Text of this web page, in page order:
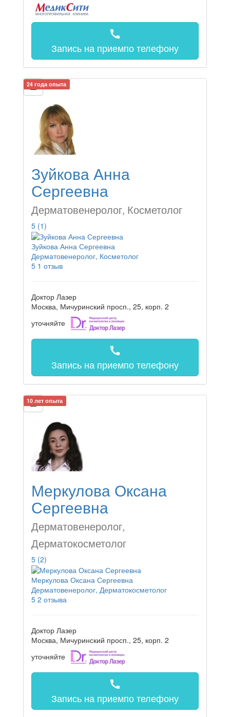
call
Запись на приемпо телефону
24 года опыта
Зуйкова Анна
Сергеевна
Дерматовенеролог, Косметолог
5 (1)
Зуйкова Анна Сергеевна
Дерматовенеролог, Косметолог
5 1 отзыв
Доктор Лазер
Москва, Мичуринский просп., 25, корп. 2
уточняйте
call
Запись на приемпо телефону
10 лет опыта
Меркулова Оксана
Сергеевна
Дерматовенеролог,
Дерматокосметолог
5 (2)
Меркулова Оксана Сергеевна
Дерматовенеролог, Дерматокосметолог
5 2 отзыва
Доктор Лазер
Москва, Мичуринский просп., 25, корп. 2
уточняйте
call
Запись на приемпо телефону